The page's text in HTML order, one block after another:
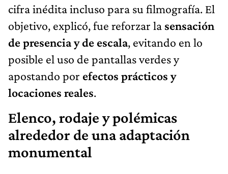
cifra inédita incluso para su filmografía. El
objetivo, explicó, fue reforzar la sensación
de presencia y de escala, evitando en lo
posible el uso de pantallas verdes y
apostando por efectos prácticos y
locaciones reales.
Elenco, rodaje y polémicas
alrededor de una adaptación
monumental